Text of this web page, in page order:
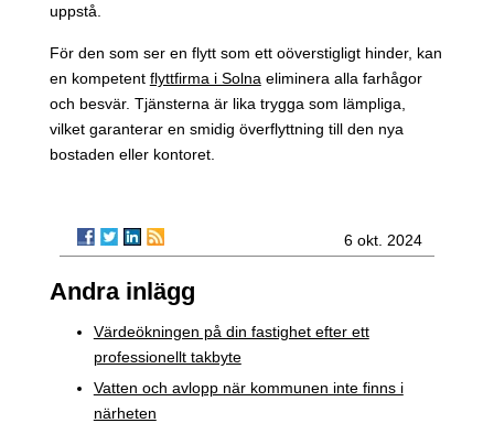
uppstå.
För den som ser en flytt som ett oöverstigligt hinder, kan
en kompetent flyttfirma i Solna eliminera alla farhågor
och besvär. Tjänsterna är lika trygga som lämpliga,
vilket garanterar en smidig överflyttning till den nya
bostaden eller kontoret.
6 okt. 2024
Andra inlägg
Värdeökningen på din fastighet efter ett
professionellt takbyte
Vatten och avlopp när kommunen inte finns i
närheten